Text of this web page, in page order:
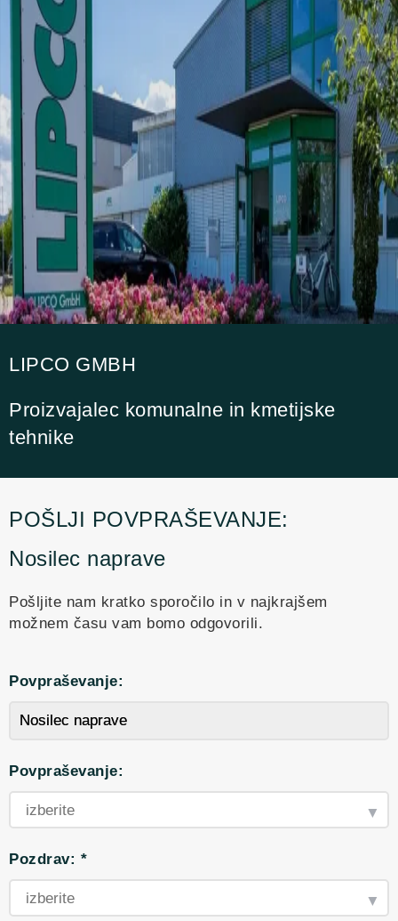
LIPCO GMBH
Proizvajalec komunalne in kmetijske
tehnike
POŠLJI POVPRAŠEVANJE:
Nosilec naprave
Pošljite nam kratko sporočilo in v najkrajšem
možnem času vam bomo odgovorili.
Povpraševanje:
Povpraševanje:
Pozdrav: *